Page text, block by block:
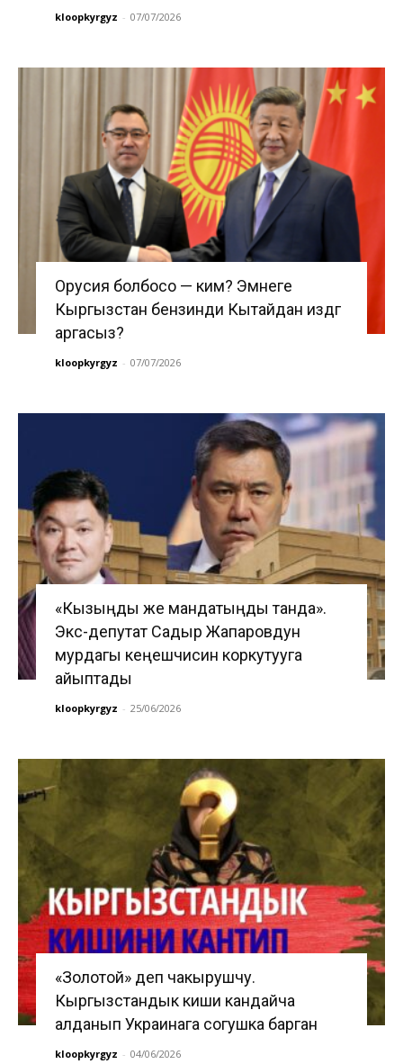
kloopkyrgyz - 07/07/2026
Орусия болбосо — ким? Эмнеге
Кыргызстан бензинди Кытайдан издөөгө
аргасыз?
kloopkyrgyz - 07/07/2026
«Кызыңды же мандатыңды танда».
Экс-депутат Садыр Жапаровдун
мурдагы кеңешчисин коркутууга
айыптады
kloopkyrgyz - 25/06/2026
«Золотой» деп чакырушчу.
Кыргызстандык киши кандайча
алданып Украинага согушка барган
kloopkyrgyz - 04/06/2026